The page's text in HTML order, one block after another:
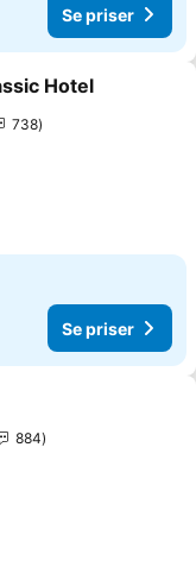
Se priser
Hotel
738
Se priser
884